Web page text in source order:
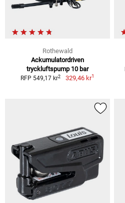
Rothewald
Ackumulatordriven
tryckluftspump 10 bar
RFP 549,17 kr2 329,46 kr1